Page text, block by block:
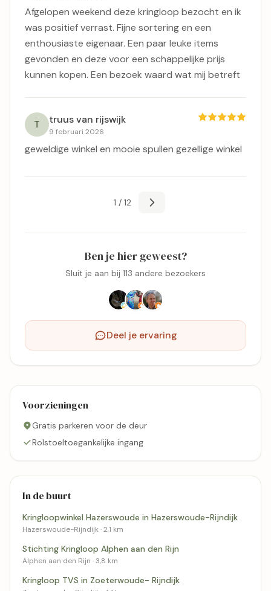
Afgelopen weekend deze kringloop bezocht en ik
was positief verrast. Fijne sortering en een
enthousiaste eigenaar. Een paar leuke items
gevonden en deze voor een schappelijke prijs
kunnen kopen. Een bezoek waard wat mij betreft
T truus van rijswijk
9 februari 2026
geweldige winkel en mooie spullen gezellige winkel
1 / 12
Ben je hier geweest?
Sluit je aan bij 113 andere bezoekers
Deel je ervaring
Voorzieningen
Gratis parkeren voor de deur
Rolstoeltoegankelijke ingang
In de buurt
Kringloopwinkel Hazerswoude in Hazerswoude-Rijndijk
Hazerswoude-Rijndijk · 2,1 km
Stichting Kringloop Alphen aan den Rijn
Alphen aan den Rijn · 3,8 km
Kringloop TVS in Zoeterwoude- Rijndijk